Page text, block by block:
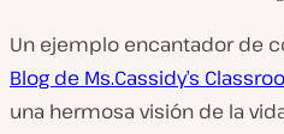
Un ejemplo encantador de
Blog de Ms.Cassidy’s
una hermosa visión de la